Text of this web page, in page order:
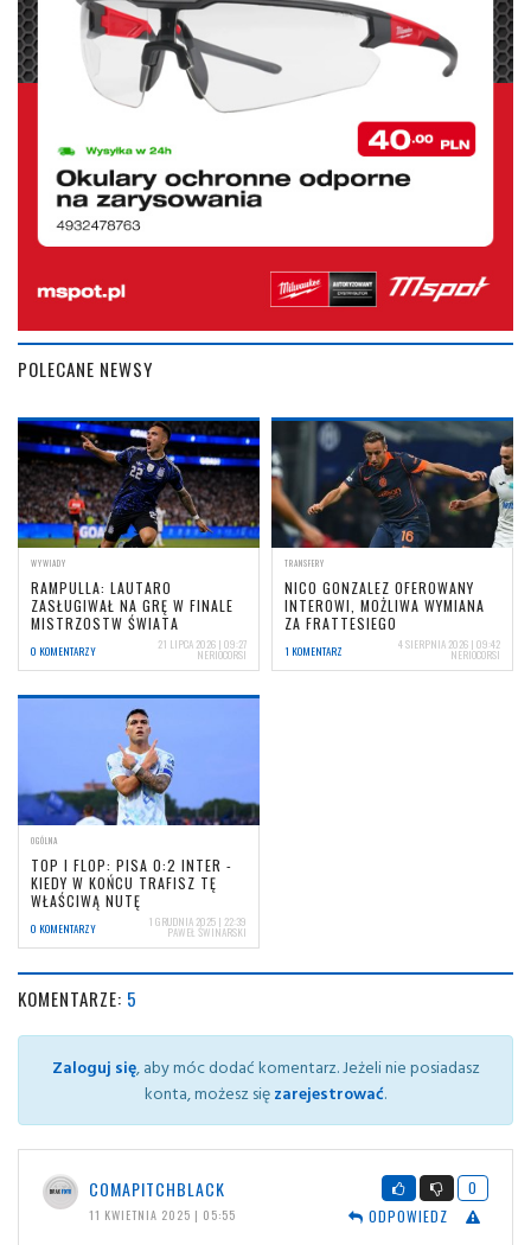
POLECANE NEWSY
WYWIADY
RAMPULLA: LAUTARO
ZASŁUGIWAŁ NA GRĘ W FINALE
MISTRZOSTW ŚWIATA
0 KOMENTARZY 21 LIPCA 2026 | 09:27
NERIOCORSI
TRANSFERY
NICO GONZALEZ OFEROWANY
INTEROWI, MOŻLIWA WYMIANA
ZA FRATTESIEGO
1 KOMENTARZ 4 SIERPNIA 2026 | 09:42
NERIOCORSI
OGÓLNA
TOP I FLOP: PISA 0:2 INTER -
KIEDY W KOŃCU TRAFISZ TĘ
WŁAŚCIWĄ NUTĘ
0 KOMENTARZY 1 GRUDNIA 2025 | 22:39
PAWEŁ ŚWINARSKI
KOMENTARZE: 5
Zaloguj się, aby móc dodać komentarz. Jeżeli nie posiadasz
konta, możesz sięzarejestrować.
COMAPITCHBLACK
11 KWIETNIA 2025 | 05:55
0
ODPOWIEDZ